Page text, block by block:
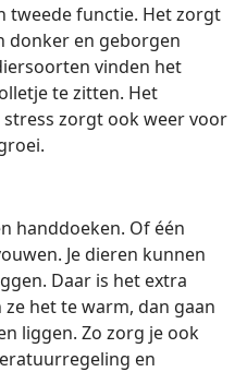
tweede functie. Het zorgt
donker en geborgen
vinden het
te zitten. Het
zorgt ook weer voor
handdoeken. Of één
Je dieren kunnen
Daar is het extra
het te warm, dan gaan
liggen. Zo zorg je ook
en